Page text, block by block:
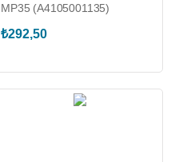
MP35 (A4105001135)
₺292,50